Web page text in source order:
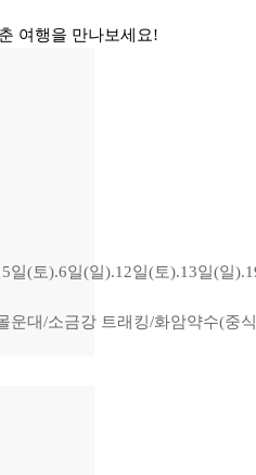
여행을 만나보세요!
(토).6일(일).12일(토).13일(일
대/소금강 트래킹/화암약수(중